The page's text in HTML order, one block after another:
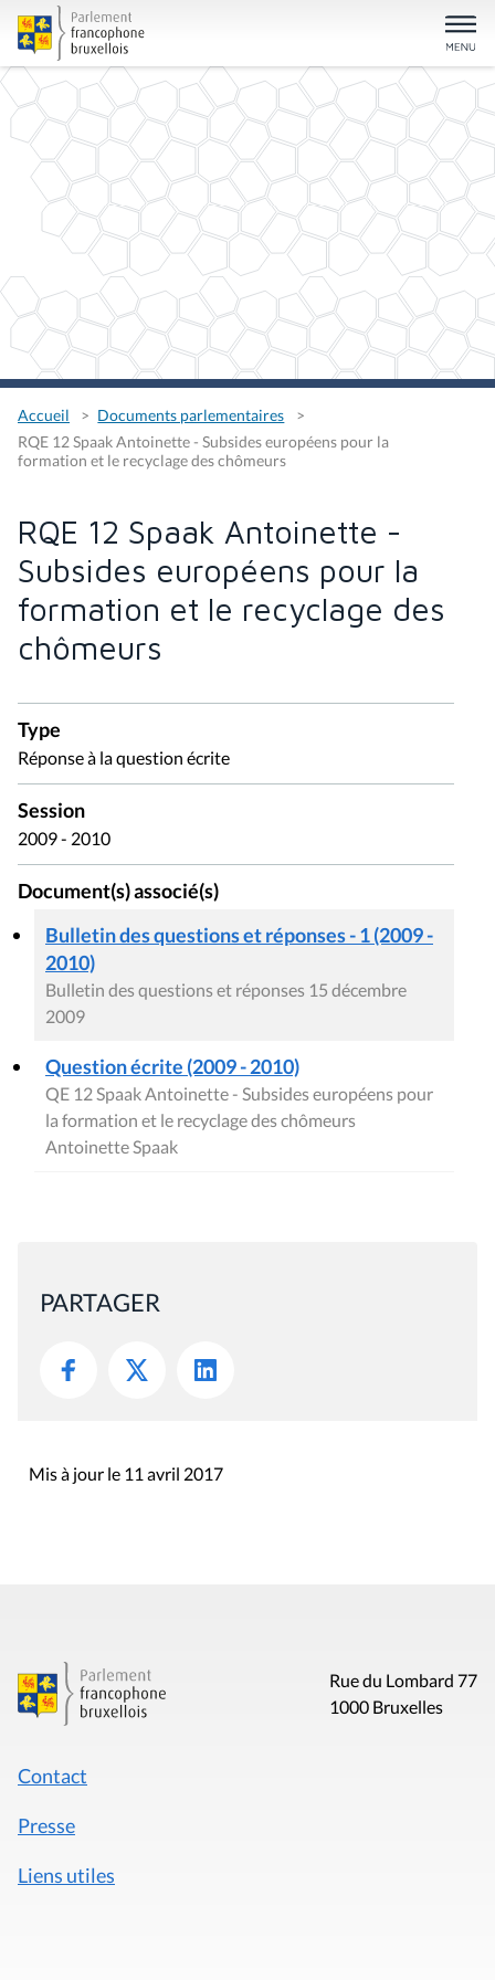
Accueil
Documents parlementaires
RQE 12 Spaak Antoinette - Subsides européens pour la
formation et le recyclage des chômeurs
RQE 12 Spaak Antoinette -
Subsides européens pour la
formation et le recyclage des
chômeurs
Type
Réponse à la question écrite
Session
2009 - 2010
Document(s) associé(s)
Bulletin des questions et réponses - 1 (2009 -
2010)
Bulletin des questions et réponses 15 décembre
2009
Question écrite (2009 - 2010)
QE 12 Spaak Antoinette - Subsides européens pour
la formation et le recyclage des chômeurs
Antoinette Spaak
PARTAGER
Mis à jour le 11 avril 2017
Rue du Lombard 77
1000 Bruxelles
Contact
Presse
Liens utiles